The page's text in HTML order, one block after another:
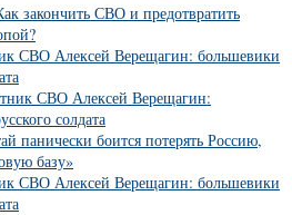
закончить СВО и предотвратить
СВО Алексей Верещагин: большевики
СВО Алексей Верещагин:
солдата
панически боится потерять Россию,
базу»
СВО Алексей Верещагин: большевики